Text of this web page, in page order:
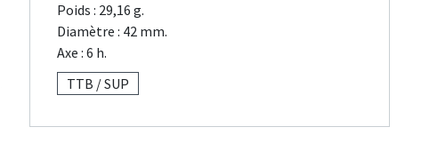
Poids : 29,16 g.
Diamètre : 42 mm.
Axe : 6 h.
TTB / SUP